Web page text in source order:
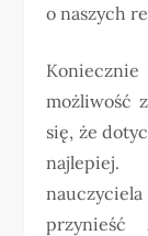
o naszych
Koniecznie
możliwość
się, że
najlepiej.
przynieść